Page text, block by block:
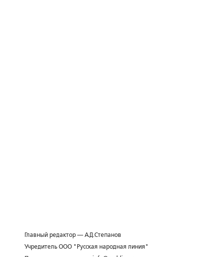
Главный редактор — А.Д.Степанов
Учредитель ООО "Русская народная линия"